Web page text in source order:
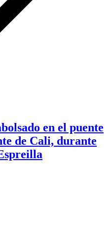
en el puente
de Cali, durante